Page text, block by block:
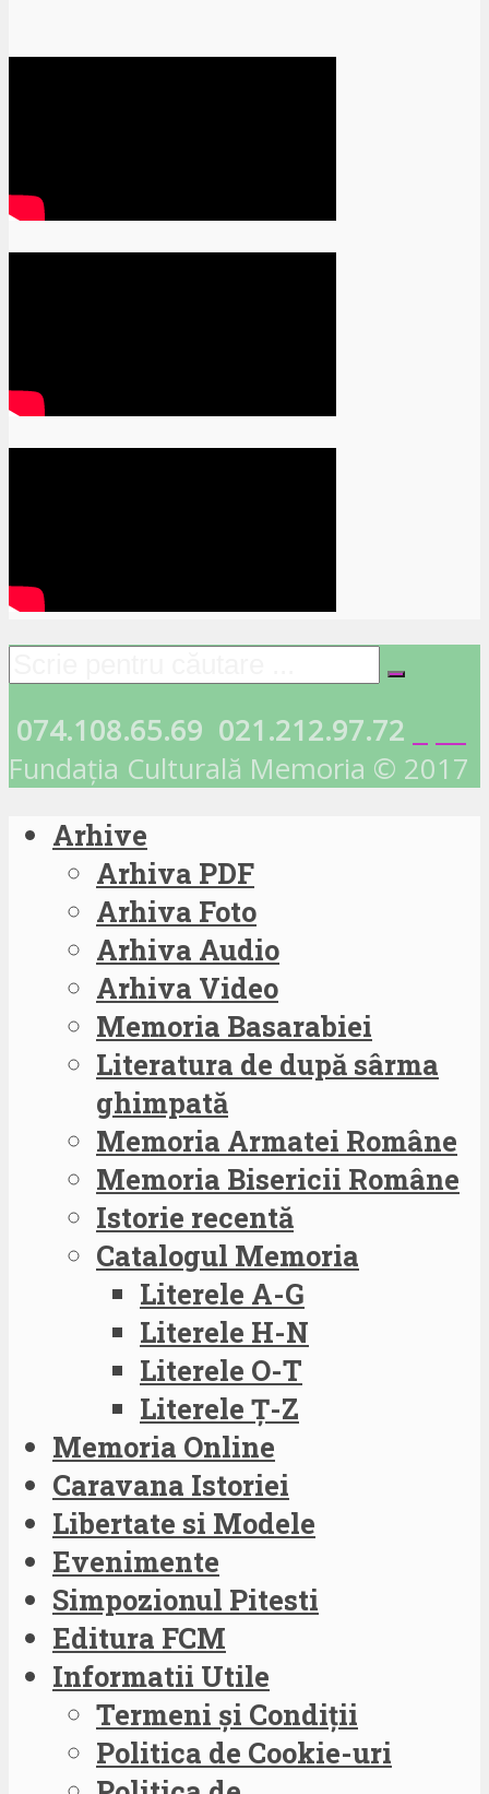
074.108.65.69 021.212.97.72
Fundația Culturală Memoria © 2017
Arhive
Arhiva PDF
Arhiva Foto
Arhiva Audio
Arhiva Video
Memoria Basarabiei
Literatura de după sârma
ghimpată
Memoria Armatei Române
Memoria Bisericii Române
Istorie recentă
Catalogul Memoria
Literele A-G
Literele H-N
Literele O-T
Literele Ț-Z
Memoria Online
Caravana Istoriei
Libertate si Modele
Evenimente
Simpozionul Pitesti
Editura FCM
Informatii Utile
Termeni și Condiții
Politica de Cookie-uri